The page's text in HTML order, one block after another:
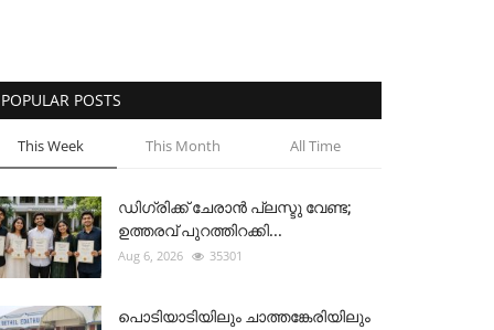
POPULAR POSTS
This Week This Month All Time
ഡിഗ്രിക്ക് ചേരാന്‍ പ്ലസ്ടു വേണ്ട;
ഉത്തരവ് പുറത്തിറക്കി...
Aug 6, 2026 35301
പൊടിയാടിയിലും ചാത്തങ്കേരിയിലും